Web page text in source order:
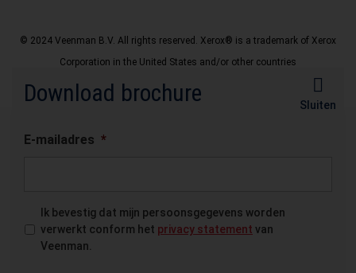
© 2024 Veenman B.V. All rights reserved. Xerox® is a trademark of Xerox
Corporation in the United States and/or other countries
Disclaimer Privacy Policy
Download brochure Sluiten
E-mailadres *
Ik bevestig dat mijn persoonsgegevens worden
verwerkt conform het privacy statement van
Veenman.